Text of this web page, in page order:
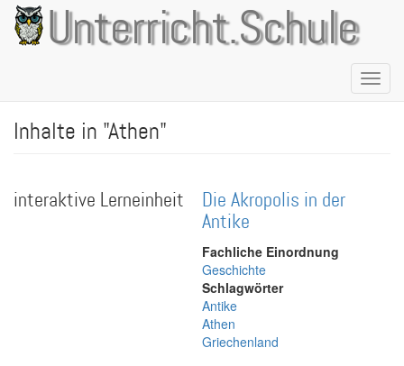
Direkt
zum
Inhalt
Unterricht.Schule
Inhalte in "Athen"
interaktive Lerneinheit
Die Akropolis in der
Antike
Fachliche Einordnung
Geschichte
Schlagwörter
Antike
Athen
Griechenland